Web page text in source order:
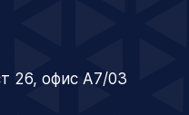
26, офис А7/03